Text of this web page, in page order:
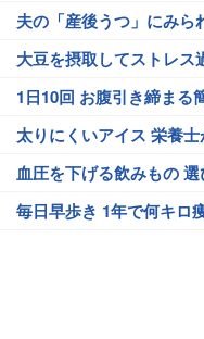
夫の「産後うつ」にみら
大豆を摂取してストレス
1日10回 お腹引き締まる
太りにくいアイス 栄養
血圧を下げる飲みもの
毎日早歩き 1年で何キロ